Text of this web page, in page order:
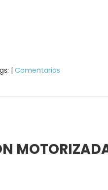
| Comentarios